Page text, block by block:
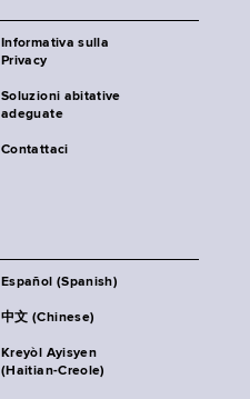
Informativa sulla
Privacy
Soluzioni abitative
adeguate
Contattaci
Español (Spanish)
中文 (Chinese)
Kreyòl Ayisyen
(Haitian-Creole)